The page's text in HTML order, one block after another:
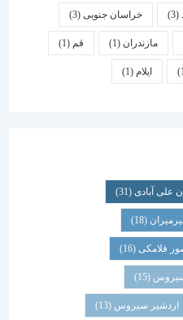
خراسان جنوبی(3)
(1) قم
(31)
(18)
(16)
سیروس(13)